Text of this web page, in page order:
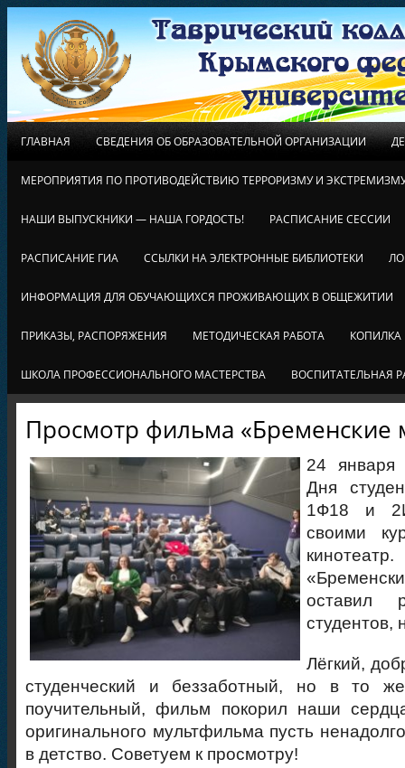
ГЛАВНАЯ СВЕДЕНИЯ ОБ ОБРАЗОВАТЕЛЬНОЙ ОРГАНИЗАЦИИ
МЕРОПРИЯТИЯ ПО ПРОТИВОДЕЙСТВИЮ ТЕРРОРИЗМУ И
НАШИ ВЫПУСКНИКИ — НАША ГОРДОСТЬ! РАСПИСАНИЕ СЕССИИ
РАСПИСАНИЕ ГИА ССЫЛКИ НА ЭЛЕКТРОННЫЕ БИБЛИОТЕКИ
ИНФОРМАЦИЯ ДЛЯ ОБУЧАЮЩИХСЯ ПРОЖИВАЮЩИХ В ОБЩЕЖИТИИ
ПРИКАЗЫ, РАСПОРЯЖЕНИЯ МЕТОДИЧЕСКАЯ РАБОТА КОПИЛКА
ШКОЛА ПРОФЕССИОНАЛЬНОГО МАСТЕРСТВА ВОСПИТАТЕЛЬНАЯ
Просмотр фильма «Бременские
24 января
Дня
1Ф18 и
своими
оставил
студентов,
Лёгкий,
студенческий и беззаботный, но в то
поучительный, фильм покорил наши
оригинального мультфильма пусть
в детство. Советуем к просмотру!